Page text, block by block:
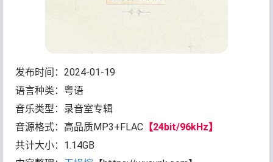
发布时间：2024-01-19
语言种类：粤语
音乐类型：录音室专辑
音源格式：高品质MP3+FLAC 【24bit/96kHz】
共计大小：1.14GB